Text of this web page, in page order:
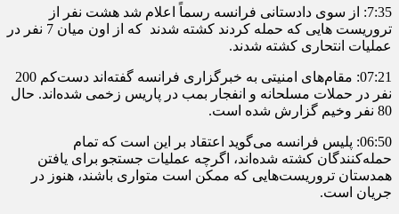
7:35: از سوی دادستانی فرانسه رسماً اعلام شد هشت نفر از
تروریست هایی که حمله کردند کشته شدند که از اون میان 7 نفر در
عملیات انتحاری کشته شدند.
07:21: مقام‌های امنیتی به خبرگزاری فرانسه گفته‌اند دست‌کم 200
نفر در حملات مسلحانه و انفجار بمب در پاریس زخمی شده‌اند. حال
80 نفر وخیم گزارش شده است.
06:50: پلیس فرانسه می‌گوید اعتقاد بر این است که تمام
حمله‌کنندگان کشته شده‌اند، اگرچه عملیات جستجو برای یافتن
همدستان تروریست‌هایی که ممکن است متواری باشند، هنوز در
جریان است.